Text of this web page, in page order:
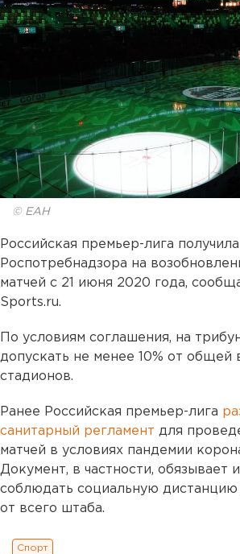
© ЕАН
Российская премьер-лига
Роспотребнадзора на
матчей с 21 июня 2020 года,
Sports.ru.
По условиям соглашения, на
допускать не менее 10% от общей
стадионов.
Ранее Российская премьер-лига
санитарный регламент для
матчей в условиях пандемии
Документ, в частности, обязывает
соблюдать социальную дистанцию
от всего штаба.
Спорт